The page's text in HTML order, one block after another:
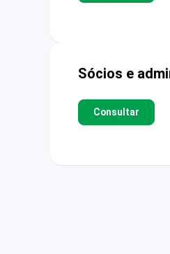
Sócios e
Consultar